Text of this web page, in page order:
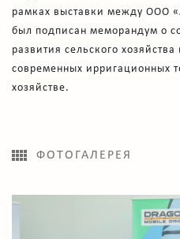
рамках выставки между ООО
был подписан меморандум о
развития сельского
современных ирригационных
хозяйстве.
ФОТОГАЛЕРЕЯ